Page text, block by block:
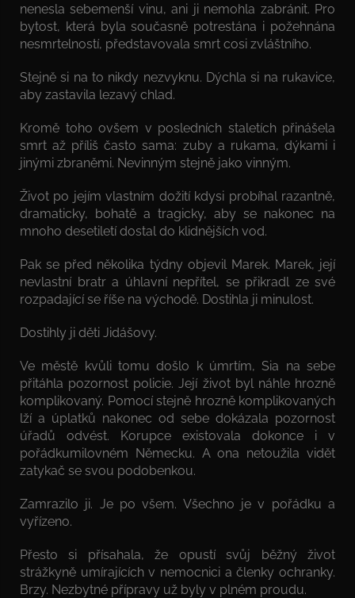
nenesla sebemenší vinu, ani ji nemohla zabránit. Pro
bytost, která byla současně potrestána i požehnána
nesmrtelností, představovala smrt cosi zvláštního.
Stejně si na to nikdy nezvyknu. Dýchla si na rukavice,
aby zastavila lezavý chlad.
Kromě toho ovšem v posledních staletích přinášela
smrt až příliš často sama: zuby a rukama, dýkami i
jinými zbraněmi. Nevinným stejně jako vinným.
Život po jejím vlastním dožití kdysi probíhal razantně,
dramaticky, bohatě a tragicky, aby se nakonec na
mnoho desetiletí dostal do klidnějších vod.
Pak se před několika týdny objevil Marek. Marek, její
nevlastní bratr a úhlavní nepřítel, se přikradl ze své
rozpadající se říše na východě. Dostihla ji minulost.
Dostihly ji děti Jidášovy.
Ve městě kvůli tomu došlo k úmrtím, Sia na sebe
přitáhla pozornost policie. Její život byl náhle hrozně
komplikovaný. Pomocí stejně hrozně komplikovaných
lží a úplatků nakonec od sebe dokázala pozornost
úřadů odvést. Korupce existovala dokonce i v
pořádkumilovném Německu. A ona netoužila vidět
zatykač se svou podobenkou.
Zamrazilo ji. Je po všem. Všechno je v pořádku a
vyřízeno.
Přesto si přísahala, že opustí svůj běžný život
strážkyně umírajících v nemocnici a členky ochranky.
Brzy. Nezbytné přípravy už byly v plném proudu.